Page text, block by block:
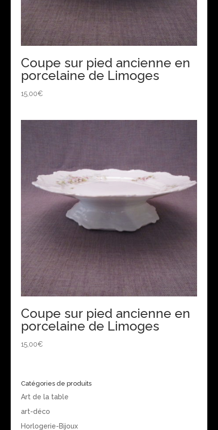
Coupe sur pied ancienne en
porcelaine de Limoges
15,00€
Coupe sur pied ancienne en
porcelaine de Limoges
15,00€
Catégories de produits
Art de la table
art-déco
Horlogerie-Bijoux